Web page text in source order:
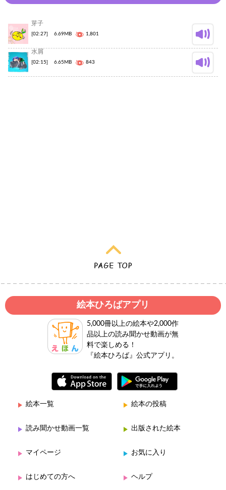
芽子
[02:27] 6.69MB 1,801
水屑
[02:15] 6.65MB 843
絵本ひろばアプリ
5,000冊以上の絵本や2,000作
品以上の読み聞かせ動画が無
料で楽しめる！
『絵本ひろば』公式アプリ。
絵本一覧 絵本の投稿
読み聞かせ動画一覧 出版された絵本
マイページ お気に入り
はじめての方へ ヘルプ